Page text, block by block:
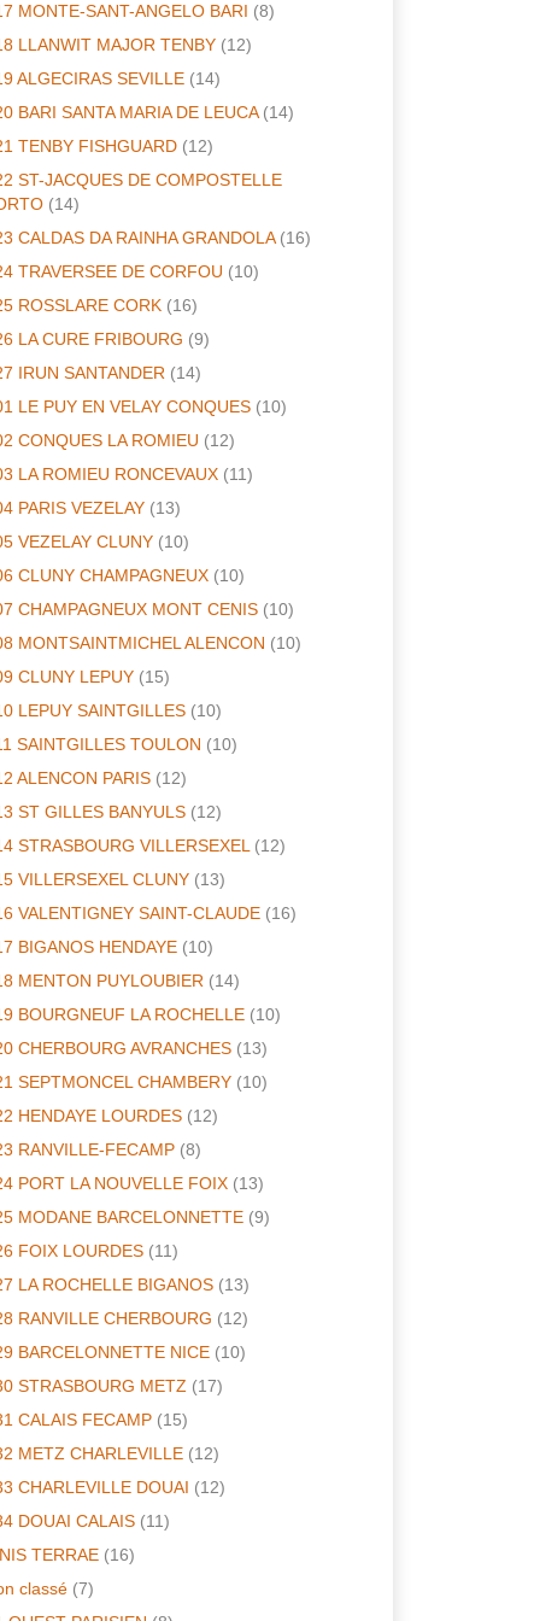
MONTE-SANT-ANGELO BARI (8)
LLANWIT MAJOR TENBY (12)
ALGECIRAS SEVILLE (14)
BARI SANTA MARIA DE LEUCA(14)
TENBY FISHGUARD (12)
ST-JACQUES DE COMPOSTELLE
(14)
CALDAS DA RAINHA GRANDOLA(16)
TRAVERSEE DE CORFOU (10)
ROSSLARE CORK (16)
LA CURE FRIBOURG (9)
IRUN SANTANDER (14)
LE PUY EN VELAY CONQUES (10)
CONQUES LA ROMIEU (12)
LA ROMIEU RONCEVAUX (11)
PARIS VEZELAY (13)
VEZELAY CLUNY (10)
CLUNY CHAMPAGNEUX (10)
CHAMPAGNEUX MONT CENIS (10)
MONTSAINTMICHEL ALENCON (10)
CLUNY LEPUY (15)
LEPUY SAINTGILLES (10)
SAINTGILLES TOULON (10)
ALENCON PARIS (12)
ST GILLES BANYULS (12)
STRASBOURG VILLERSEXEL (12)
VILLERSEXEL CLUNY (13)
VALENTIGNEY SAINT-CLAUDE (16)
BIGANOS HENDAYE (10)
MENTON PUYLOUBIER (14)
BOURGNEUF LA ROCHELLE (10)
CHERBOURG AVRANCHES (13)
SEPTMONCEL CHAMBERY (10)
HENDAYE LOURDES (12)
RANVILLE-FECAMP (8)
PORT LA NOUVELLE FOIX (13)
MODANE BARCELONNETTE (9)
FOIX LOURDES (11)
LA ROCHELLE BIGANOS (13)
RANVILLE CHERBOURG (12)
BARCELONNETTE NICE (10)
STRASBOURG METZ (17)
CALAIS FECAMP (15)
METZ CHARLEVILLE (12)
CHARLEVILLE DOUAI (12)
DOUAI CALAIS (11)
TERRAE (16)
classé (7)